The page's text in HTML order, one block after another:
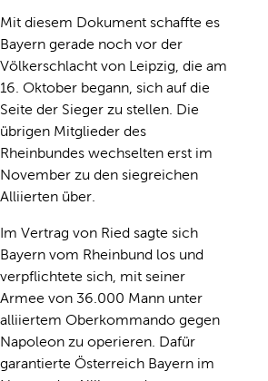
Mit diesem Dokument schaffte es
Bayern gerade noch vor der
Völkerschlacht von Leipzig, die am
16. Oktober begann, sich auf die
Seite der Sieger zu stellen. Die
übrigen Mitglieder des
Rheinbundes wechselten erst im
November zu den siegreichen
Alliierten über.
Im Vertrag von Ried sagte sich
Bayern vom Rheinbund los und
verpflichtete sich, mit seiner
Armee von 36.000 Mann unter
alliiertem Oberkommando gegen
Napoleon zu operieren. Dafür
garantierte Österreich Bayern im